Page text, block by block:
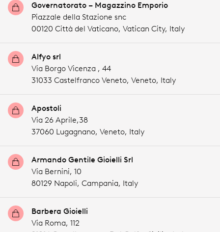
Governatorato – Magazzino Emporio
Piazzale della Stazione snc
00120 Città del Vaticano, Vatican City, Italy
Alfyo srl
Via Borgo Vicenza , 44
31033 Castelfranco Veneto, Veneto, Italy
Apostoli
Via 26 Aprile,38
37060 Lugagnano, Veneto, Italy
Armando Gentile Gioielli Srl
Via Bernini, 10
80129 Napoli, Campania, Italy
Barbera Gioielli
Via Roma, 112